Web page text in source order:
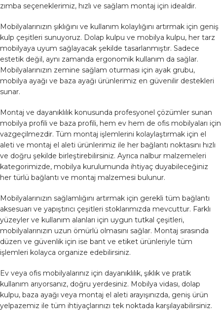
zımba seçeneklerimiz, hızlı ve sağlam montaj için idealdir.
Mobilyalarınızın şıklığını ve kullanım kolaylığını artırmak için geniş
kulp çeşitleri sunuyoruz. Dolap kulpu ve mobilya kulpu, her tarz
mobilyaya uyum sağlayacak şekilde tasarlanmıştır. Sadece
estetik değil, aynı zamanda ergonomik kullanım da sağlar.
Mobilyalarınızın zemine sağlam oturması için ayak grubu,
mobilya ayağı ve baza ayağı ürünlerimiz en güvenilir destekleri
sunar.
Montaj ve dayanıklılık konusunda profesyonel çözümler sunan
mobilya profili ve baza profili, hem ev hem de ofis mobilyaları için
vazgeçilmezdir. Tüm montaj işlemlerini kolaylaştırmak için el
aleti ve montaj el aleti ürünlerimiz ile her bağlantı noktasını hızlı
ve doğru şekilde birleştirebilirsiniz. Ayrıca nalbur malzemeleri
kategorimizde, mobilya kurulumunda ihtiyaç duyabileceğiniz
her türlü bağlantı ve montaj malzemesi bulunur.
Mobilyalarınızın sağlamlığını artırmak için gerekli tüm bağlantı
aksesuarı ve yapıştırıcı çeşitleri stoklarımızda mevcuttur. Farklı
yüzeyler ve kullanım alanları için uygun tutkal çeşitleri,
mobilyalarınızın uzun ömürlü olmasını sağlar. Montaj sırasında
düzen ve güvenlik için ise bant ve etiket ürünleriyle tüm
işlemleri kolayca organize edebilirsiniz.
Ev veya ofis mobilyalarınız için dayanıklılık, şıklık ve pratik
kullanım arıyorsanız, doğru yerdesiniz. Mobilya vidası, dolap
kulpu, baza ayağı veya montaj el aleti arayışınızda, geniş ürün
yelpazemiz ile tüm ihtiyaçlarınızı tek noktada karşılayabilirsiniz.